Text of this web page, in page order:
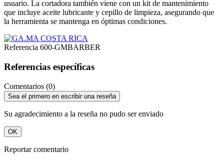
usuario. La cortadora también viene con un kit de mantenimiento
que incluye aceite lubricante y cepillo de limpieza, asegurando que
la herramienta se mantenga en óptimas condiciones.
Referencia 600-GMBARBER
Referencias específicas
Comentarios (0)
Sea el primero en escribir una reseña
Su agradecimiento a la reseña no pudo ser enviado
OK
Reportar comentario